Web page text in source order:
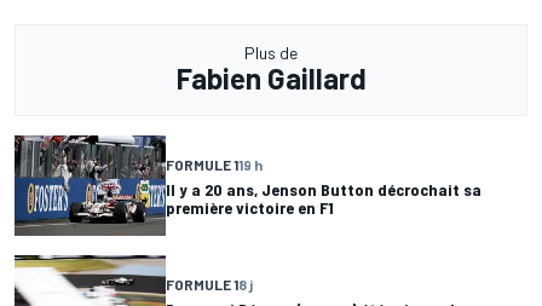
Plus de
Fabien Gaillard
FORMULE 119 h
Il y a 20 ans, Jenson Button décrochait sa
première victoire en F1
FORMULE 18 j